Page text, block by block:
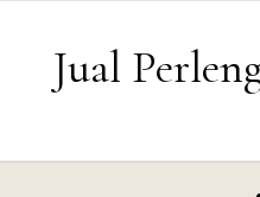
Jual